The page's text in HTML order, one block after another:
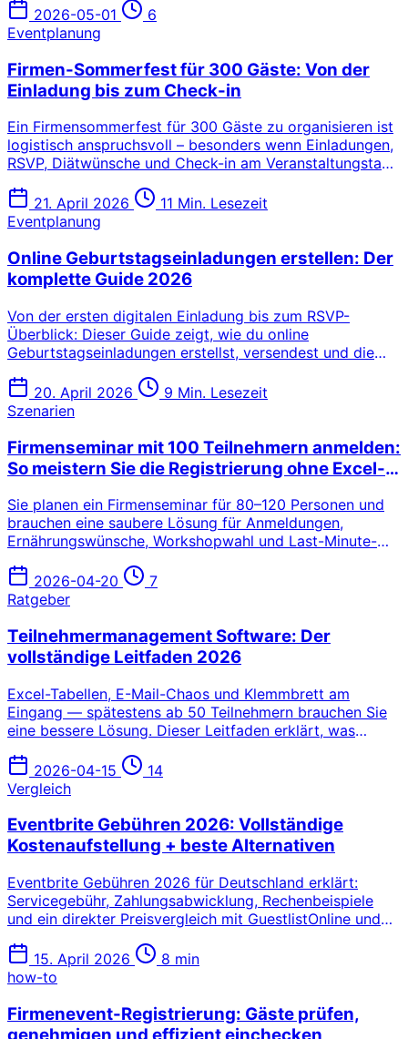
2026-05-01
6
Eventplanung
Firmen-Sommerfest für 300 Gäste: Von der
Einladung bis zum Check-in
Ein Firmensommerfest für 300 Gäste zu organisieren ist
logistisch anspruchsvoll – besonders wenn Einladungen,
RSVP, Diätwünsche und Check-in am Veranstaltungstag
den kompletten Workflow, Schritt für Schritt.
21. April 2026
11 Min. Lesezeit
Eventplanung
Online Geburtstagseinladungen erstellen: Der
komplette Guide 2026
Von der ersten digitalen Einladung bis zum RSVP-
Überblick: Dieser Guide zeigt, wie du online
Geburtstagseinladungen erstellst, versendest und die
20. April 2026
9 Min. Lesezeit
Szenarien
Firmenseminar mit 100 Teilnehmern anmelden:
So meistern Sie die Registrierung ohne Excel-
Sie planen ein Firmenseminar für 80–120 Personen und
brauchen eine saubere Lösung für Anmeldungen,
Ernährungswünsche, Workshopwahl und Last-Minute-
Excel-Chaos funktioniert.
2026-04-20
7
Ratgeber
Teilnehmermanagement Software: Der
vollständige Leitfaden 2026
Excel-Tabellen, E-Mail-Chaos und Klemmbrett am
Eingang — spätestens ab 50 Teilnehmern brauchen Sie
eine bessere Lösung. Dieser Leitfaden erklärt, was
Funktionen wirklich zählen und wie die besten Tools für
den deutschsprachigen Markt 2026 im Vergleich
abschneiden.
2026-04-15
14
Vergleich
Eventbrite Gebühren 2026: Vollständige
Kostenaufstellung + beste Alternativen
Eventbrite Gebühren 2026 für Deutschland erklärt:
Servicegebühr, Zahlungsabwicklung, Rechenbeispiele
und ein direkter Preisvergleich mit GuestlistOnline und
15. April 2026
8 min
how-to
Firmenevent-Registrierung: Gäste prüfen,